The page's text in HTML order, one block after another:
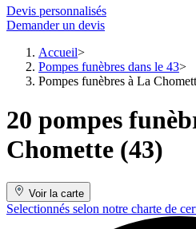
Devis personnalisés
Demander un devis
Accueil
Pompes funèbres dans le 43
Pompes funèbres à La
20 pompes
Chomette (43)
Voir la carte
Selectionnés selon notre charte de